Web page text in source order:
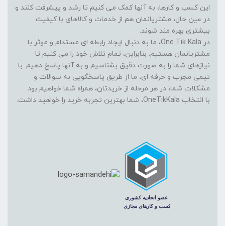
این کسب و کارها، به آنها کمک می کنیم تا رشد و پیشرفت کنند و
در عین حال، مشتریانمان هم از خدمات و کالاهای با کیفیت
بیشتری بهره مند شوند.
در One Tik Kala، ما به دنبال ایجاد رابطه ای مستدام و موثر با
مشتریانمان هستیم. بنابراین، تمام تلاش خود را می کنیم تا
نیازهای شما را به صورت دقیق بشناسیم و به آنها پاسخ دهیم. با
تیمی مجرب و حرفه ای، ما از طریق پاسخگویی به سوالات و
مشکلات شما، در هر مرحله از خریدتان، همراه شما خواهیم بود.
با انتخاب OneTikKala، شما بهترین تجربه خرید را خواهید داشت.